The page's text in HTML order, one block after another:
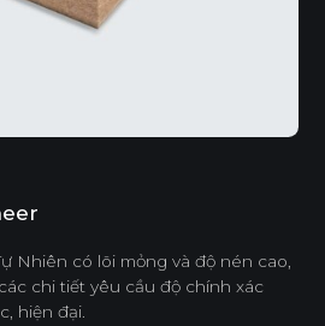
Nhiên có lõi mỏng và độ nén cao,
chi tiết yêu cầu độ chính xác
hiện đại.